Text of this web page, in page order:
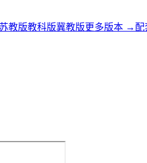
苏教版教科版冀教版更多版本 → 配